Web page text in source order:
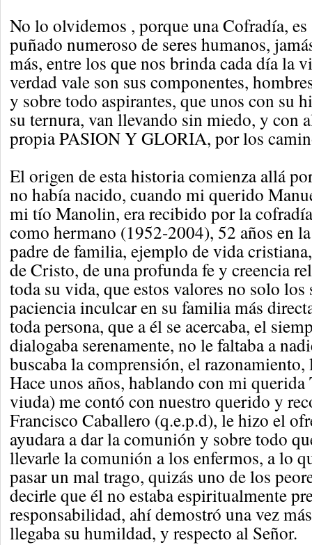
No lo olvidemos , porque una Cofradía,
puñado numeroso de seres humanos,
más, entre los que nos brinda cada día la
verdad vale son sus componentes,
y sobre todo aspirantes, que unos con su
su ternura, van llevando sin miedo, y con
propia PASION Y GLORIA, por los
El origen de esta historia comienza allá
no había nacido, cuando mi querido
mi tío Manolin, era recibido por la
como hermano (1952-2004), 52 años en
padre de familia, ejemplo de vida
de Cristo, de una profunda fe y creencia
toda su vida, que estos valores no solo
paciencia inculcar en su familia más
toda persona, que a él se acercaba, el
dialogaba serenamente, no le faltaba a
buscaba la comprensión, el razonamiento,
Hace unos años, hablando con mi
viuda) me contó con nuestro querido y
Francisco Caballero (q.e.p.d), le hizo el
ayudara a dar la comunión y sobre todo
llevarle la comunión a los enfermos, a lo
pasar un mal trago, quizás uno de los
decirle que él no estaba espiritualmente
responsabilidad, ahí demostró una vez
llegaba su humildad, y respecto al Señor.